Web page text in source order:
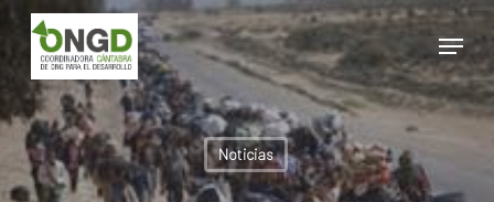
Skip
main
content
Menu
Noticias
Close
Menu